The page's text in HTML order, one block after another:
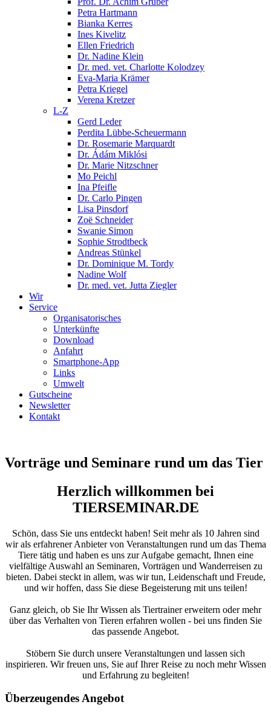
Petra Hartmann
Bianka Kerres
Ines Kivelitz
Ellen Friedrich
Dr. Nadine Klein
Dr. med. vet. Charlotte Kolodzey
Eva-Maria Krämer
Petra Kriegel
Verena Kretzer
L-Z
Gerd Leder
Perdita Lübbe-Scheuermann
Dr. Rosemarie Marquardt
Dr. Ádám Miklósi
Dr. Marie Nitzschner
Mo Peichl
Ina Pfeifle
Dr. Carlo Pingen
Lisa Pinsdorf
Zoë Schneider
Swanie Simon
Sophie Strodtbeck
Andreas Stünkel
Dr. Dominique M. Tordy
Nadine Wolf
Dr. med. vet. Jutta Ziegler
Wir
Service
Organisatorisches
Unterkünfte
Download
Anfahrt
Smartphone-App
Links
Umwelt
Gutscheine
Newsletter
Kontakt
Vorträge und Seminare rund um das Tier
Herzlich willkommen bei
TIERSEMINAR.DE
Schön, dass Sie uns entdeckt haben! Seit mehr als 10 Jahren sind
wir als erfahrener Anbieter von Veranstaltungen rund um das Thema
Tiere tätig und haben es uns zur Aufgabe gemacht, Ihnen eine
vielfältige Auswahl an Seminaren, Vorträgen und Wanderreisen zu
bieten. Dabei steckt in allem, was wir tun, Leidenschaft und Freude,
und wir hoffen, dass Sie diese Begeisterung mit uns teilen!
Ganz gleich, ob Sie Ihr Wissen als Tiertrainer erweitern oder mehr
über das Verhalten von Tieren erfahren wollen - bei uns finden Sie
das passende Angebot.
Stöbern Sie durch unsere Veranstaltungen und lassen sich
inspirieren. Wir freuen uns, Sie auf Ihrer Reise zu noch mehr Wissen
und Erfahrung zu begleiten!
Überzeugendes Angebot